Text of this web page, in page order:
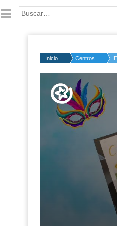
Palabra o frase:
Inicio Centros
50%